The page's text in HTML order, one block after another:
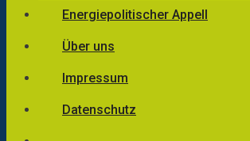
Energiepolitischer Appell
Über uns
Impressum
Datenschutz